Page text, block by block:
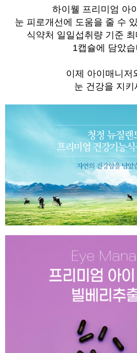
하이웰 프리미엄 아
눈 피로개선에 도움을 줄 수
식약처 일일섭취량 기준
1캡슐에 담았
이제 아이매니저
눈 건강을 지키